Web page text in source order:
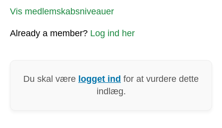
Vis medlemskabsniveauer
Already a member? Log ind her
Du skal være logget ind for at vurdere dette
indlæg.